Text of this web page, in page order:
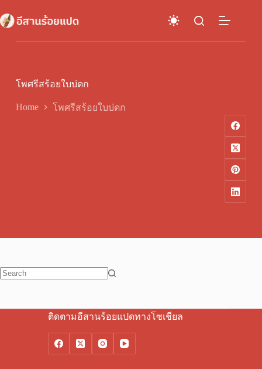
to
content
โพศรีสร้อยใบบ่ดก
Home โพศรีสร้อยใบบ่ดก
ติดตามอีสานร้อยแปดทางโซเชียล